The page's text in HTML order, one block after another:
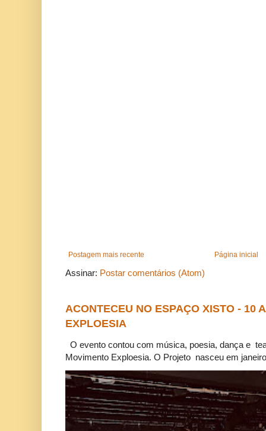
Postagem mais recente Página inicial
Assinar: Postar comentários (Atom)
ACONTECEU NO ESPAÇO XISTO - 10
EXPLOESIA
O evento contou com música, poesia, dança e
Movimento Exploesia. O Projeto nasceu em